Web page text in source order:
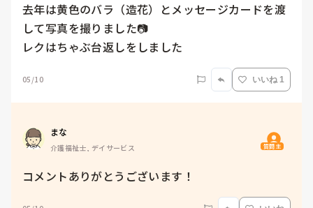
去年は黄色のバラ（造花）とメッセージカードを渡
して写真を撮りました📷
レクはちゃぶ台返しをしました
05/10 いいね 1
まな
介護福祉士, デイサービス 質問主
コメントありがとうございます！